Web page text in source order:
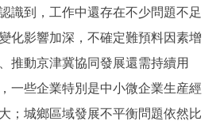
到，工作中還存在不少問題不足
化影響加深，不確定難預料因素增
推動京津冀協同發展還需持續用
一些企業特別是中小微企業生産經
；城鄉區域發展不平衡問題依然比